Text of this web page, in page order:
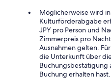
Möglicherweise wird
Kulturförderabgabe
JPY pro Person und
Zimmerpreis pro
Ausnahmen gelten.
die Unterkunft über
Buchungsbestätigung
Buchung erhalten hast.